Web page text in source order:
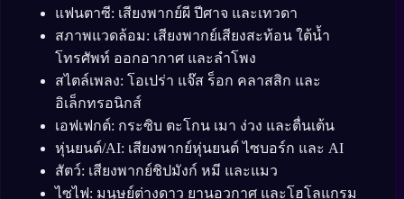
แฟนตาซี: เสียงพากย์ผี ปีศาจ และเทวดา
สภาพแวดล้อม: เสียงพากย์เสียงสะท้อน ใต้น้ำ
โทรศัพท์ ออกอากาศ และลำโพง
สไตล์เพลง: โอเปร่า แจ๊ส ร็อก คลาสสิก และ
อิเล็กทรอนิกส์
เอฟเฟกต์: กระซิบ ตะโกน เมา ง่วง และตื่นเต้น
หุ่นยนต์/AI: เสียงพากย์หุ่นยนต์ ไซบอร์ก และ AI
สัตว์: เสียงพากย์ชิปมังก์ หมี และแมว
ไซไฟ: มนุษย์ต่างดาว ยานอวกาศ และโฮโลแกรม